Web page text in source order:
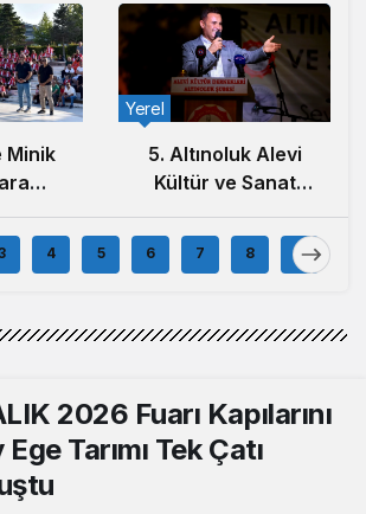
Minik
Yerel
5. Altınoluk Alevi
Kültür ve Sanat
Festivali Başladı
4 5 6 7 8 9
2026 Fuarı Kapılarını
Tarımı Tek Çatı